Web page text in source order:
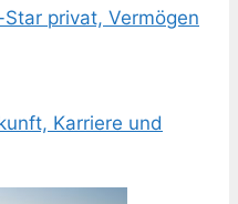
privat, Vermögen
Karriere und